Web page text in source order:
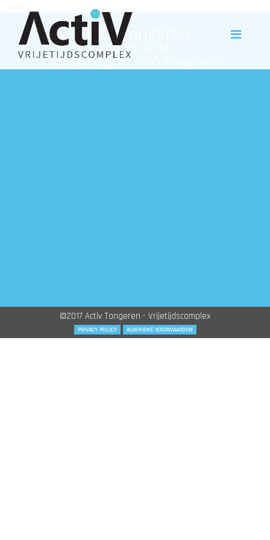
Activ Tongeren
012 23 33 43
Rutterweg 63, 3700 Tongeren
©2017 Activ Tongeren - Vrijetijdscomplex
PRIVACY POLICY ALGEMENE VOORWAARDEN